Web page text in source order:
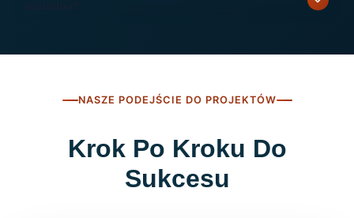
NASZE PODEJŚCIE DO PROJEKTÓW
Krok Po Kroku Do
Sukcesu